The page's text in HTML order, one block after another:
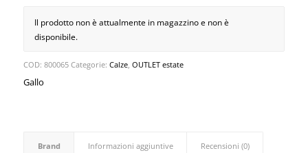
Il prodotto non è attualmente in magazzino e non è
disponibile.
COD: 800065 Categorie: Calze, OUTLET estate
Gallo
Brand Informazioni aggiuntive Recensioni (0)